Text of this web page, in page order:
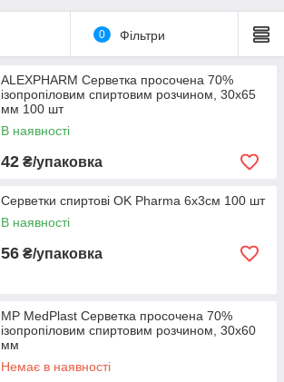
0 Фільтри
ALEXPHARM Серветка просочена 70%
ізопропіловим спиртовим розчином, 30x65
мм 100 шт
В наявності
42 ₴/упаковка
Серветки спиртові OK Pharma 6х3см 100 шт
В наявності
56 ₴/упаковка
MP MedPlast Серветка просочена 70%
ізопропіловим спиртовим розчином, 30x60
мм
Немає в наявності